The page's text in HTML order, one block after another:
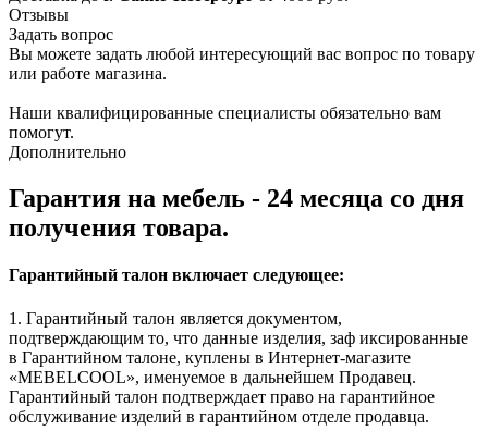
Отзывы
Задать вопрос
Вы можете задать любой интересующий вас вопрос по товару
или работе магазина.
Наши квалифицированные специалисты обязательно вам
помогут.
Дополнительно
Гарантия на мебель - 24 месяца со дня
получения товара.
Гарантийный талон включает следующее:
1. Гарантийный талон является документом,
подтверждающим то, что данные изделия, заф иксированные
в Гарантийном талоне, куплены в Интернет-магазите
«MEBELCOOL», именуемое в дальнейшем Продавец.
Гарантийный талон подтверждает право на гарантийное
обслуживание изделий в гарантийном отделе продавца.